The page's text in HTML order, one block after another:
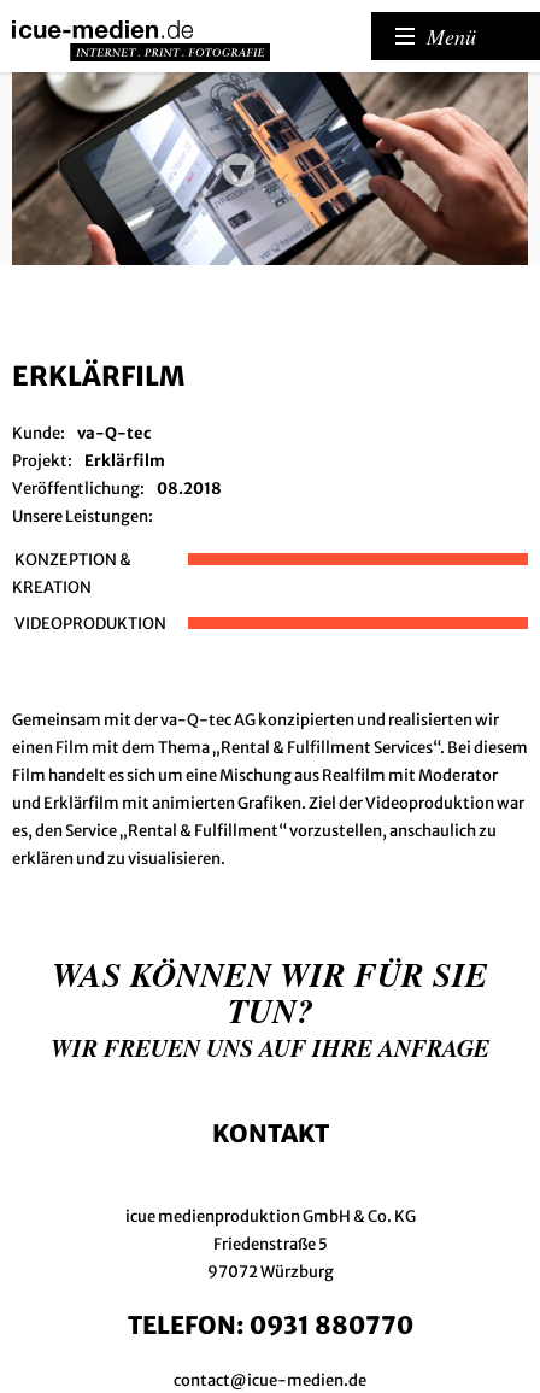
Menü
ERKLÄRFILM
Kunde:
va-Q-tec
Projekt:
Erklärfilm
Veröffentlichung:
08.2018
Unsere Leistungen:
KONZEPTION &
KREATION
VIDEOPRODUKTION
Gemeinsam mit der va-Q-tec AG konzipierten und realisierten wir
einen Film mit dem Thema „Rental & Fulfillment Services“. Bei diesem
Film handelt es sich um eine Mischung aus Realfilm mit Moderator
und Erklärfilm mit animierten Grafiken. Ziel der Videoproduktion war
es, den Service „Rental & Fulfillment“ vorzustellen, anschaulich zu
erklären und zu visualisieren.
WAS KÖNNEN WIR FÜR SIE
TUN?
WIR FREUEN UNS AUF IHRE ANFRAGE
KONTAKT
icue medienproduktion GmbH & Co. KG
Friedenstraße 5
97072 Würzburg
TELEFON: 0931 880770
contact@icue-medien.de